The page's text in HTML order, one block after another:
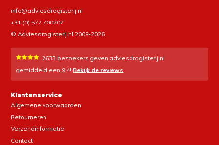
info@adviesdrogisterij.nl
+31 (0) 577 700207
© Adviesdrogisterij.nl 2009-2026
2633 bezoekers geven adviesdrogisterij.nl
gemiddeld een 9.4! Bekijk de reviews
Klantenservice
Algemene voorwaarden
Retourneren
Verzendinformatie
Contact